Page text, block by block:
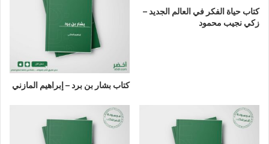
كتاب حياة الفكر في العالم الجديد –
زكي نجيب محمود
كتاب بشار بن برد – إبراهيم المازني